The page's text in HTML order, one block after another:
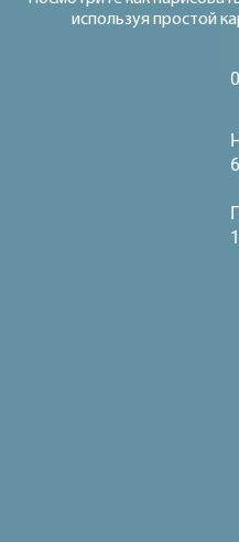
используя простой